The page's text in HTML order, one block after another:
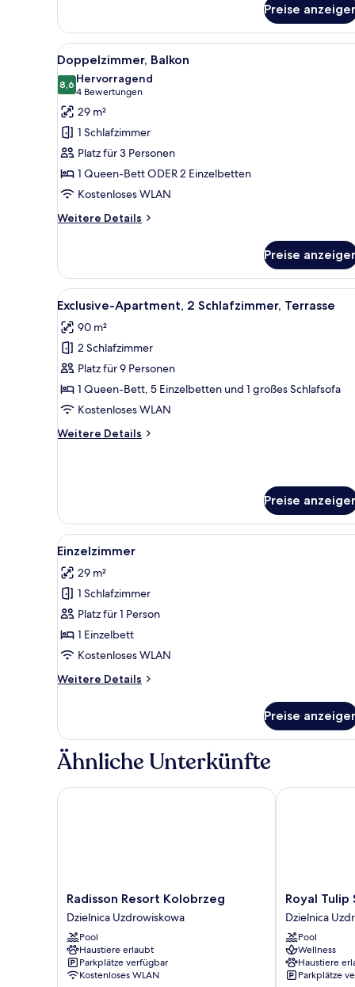
Preise
Alle
Fotos
für
Doppelzimmer,
Balkon
anzeigen
Ein Hotelzimmer mit Bett,
4
Doppelzimmer, Balkon
8,68,6 von 10
Hervorragend
4 Bewertungen
(4
Bewertungen)
29 m²
1 Schlafzimmer
Platz für 3 Personen
1 Queen-Bett ODER 2 Einzelbetten
Kostenloses WLAN
Weitere Details
Weitere
Balkon
Preise
Alle
Fotos
für
Exclusive-
Apartment,
2 Schlafzimmer,
Terrasse
Ein modernes Hotelzimmer
4
Exclusive-Apartment, 2 Schlafzimmer, Terrasse
90 m²
2 Schlafzimmer
Platz für 9 Personen
1 Queen-Bett, 5 Einzelbetten und 1 großes Schlafsofa
Kostenloses WLAN
Weitere Details
Weitere
Terrasse
Preise
Alle
Fotos
für
Einzelzimmer
anzeigen
Ein modernes Hotelzimmer
4
Einzelzimmer
29 m²
1 Schlafzimmer
Platz für 1 Person
1 Einzelbett
Kostenloses WLAN
Weitere Details
Weitere
Preise
Ähnliche Unterkünfte
Radisson
Resort
Kolobrzeg
Dzielnica
Uzdrowiskowa
Radisson Resort Kolobrzeg
Dzielnica Uzdrowiskowa
Pool
Haustiere erlaubt
Parkplätze verfügbar
Kostenloses WLAN
Radisson Resort Kolobrzeg
Royal
Tulip
Sand
Kolobrzeg
Dzielnica
Royal Tulip
Dzielnica
Pool
Wellness
Haustiere
Parkplätze
Royal Tulip